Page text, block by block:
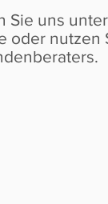
Sie uns
oder nutzen